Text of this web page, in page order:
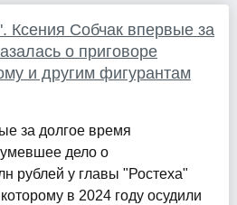
Ксения Собчак впервые за
о приговоре
и другим фигурантам
за долгое время
дело о
рублей у главы "Ростеха"
в 2024 году осудили